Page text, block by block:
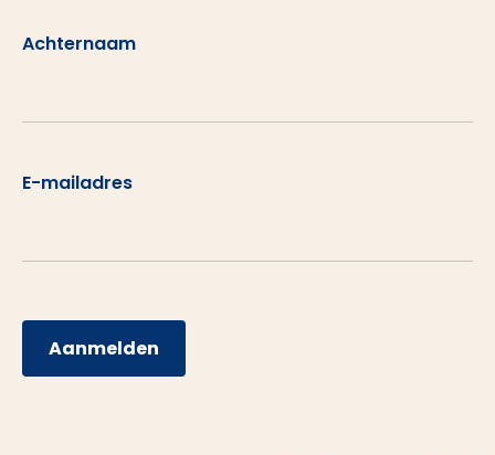
Achternaam
E-mailadres
Aanmelden